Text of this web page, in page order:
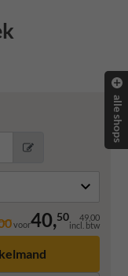
voor40,50 49,00
incl. btw
alle shops